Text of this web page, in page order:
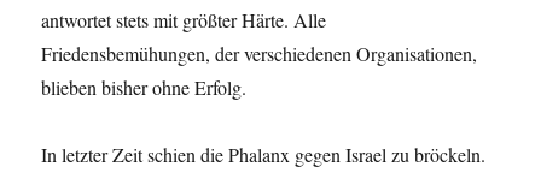
antwortet stets mit größter Härte. Alle
Friedensbemühungen, der verschiedenen Organisationen,
blieben bisher ohne Erfolg.
In letzter Zeit schien die Phalanx gegen Israel zu bröckeln.